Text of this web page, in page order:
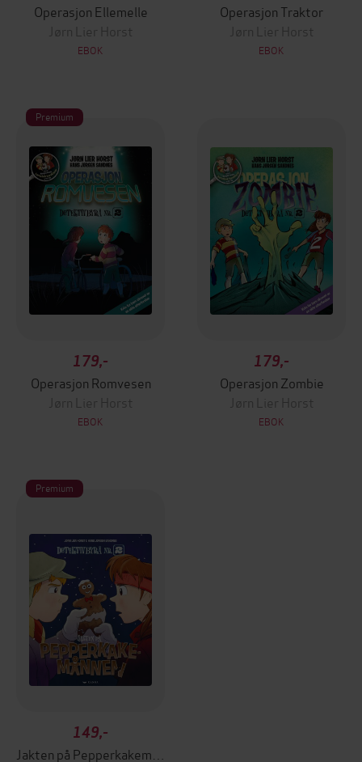
Operasjon Ellemelle
Jørn Lier Horst
EBOK
Operasjon Traktor
Jørn Lier Horst
EBOK
Premium
179,-
Operasjon Romvesen
Jørn Lier Horst
EBOK
179,-
Operasjon Zombie
Jørn Lier Horst
EBOK
Premium
149,-